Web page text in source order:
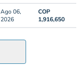
Ago 06,
2026
COP
1,916,650